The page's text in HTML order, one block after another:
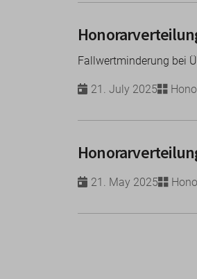
Fallwertminderung bei
21. July 2025
21. May 2025